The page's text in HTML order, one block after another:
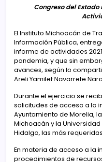
Congreso del
El Instituto Michoacán de
Información Pública,
informe de actividades
pandemia, y que sin
avances, según lo
Areli Yamilet Navarrete
Durante el ejercicio se
solicitudes de acceso a la
Ayuntamiento de Morelia,
Michoacán y la
Hidalgo, las más
En materia de acceso a la
procedimientos de